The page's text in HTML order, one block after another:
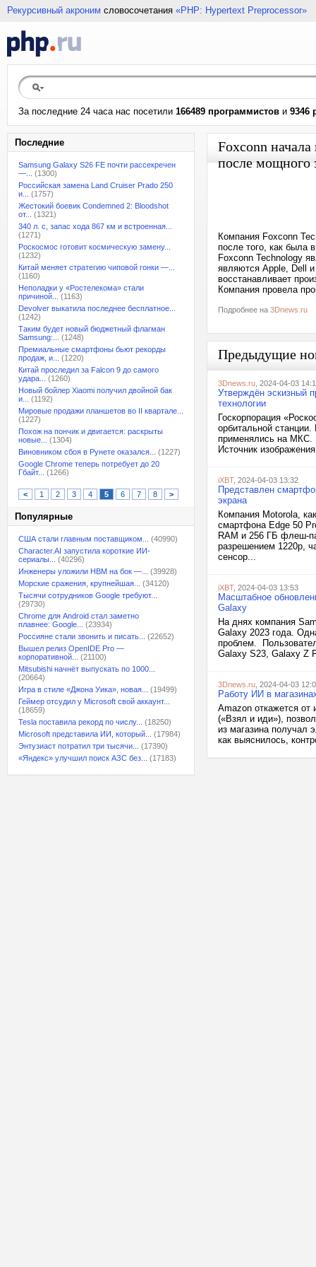
Рекурсивный акроним словосочетания «PHP: Hypertext Preprocessor»
За последние 24 часа нас посетили 166489 программистов и 9346
Последние
Samsung Galaxy S26 FE почти рассекречен
—...
(1300)
Российская замена Land Cruiser Prado 250
и...
(1757)
Жестокий боевик Condemned 2: Bloodshot
от...
(1321)
340 л. с, запас хода 867 км и встроенная...
(1271)
Роскосмос готовит космическую замену...
(1232)
Китай меняет стратегию чиповой гонки —...
(1160)
Неполадки у «Ростелекома» стали
причиной...
(1163)
Devolver выкатила последнее бесплатное...
(1242)
Таким будет новый бюджетный флагман
Samsung:...
(1248)
Премиальные смартфоны бьют рекорды
продаж, и...
(1220)
Китай проследил за Falcon 9 до самого
удара...
(1260)
Новый бойлер Xiaomi получил двойной бак
и...
(1192)
Мировые продажи планшетов во II квартале...
(1227)
Похож на пончик и двигается: раскрыты
новые...
(1304)
Виновником сбоя в Рунете оказался...
(1227)
Google Chrome теперь потребует до 20
Гбайт...
(1266)
< 1 2 3 4 5 6 7 8 >
Популярные
США стали главным поставщиком...
(40990)
Character.AI запустила короткие ИИ-
сериалы...
(40296)
Инженеры уложили HBM на бок —...
(39928)
Морские сражения, крупнейшая...
(34120)
Тысячи сотрудников Google требуют...
(29730)
Chrome для Android стал заметно
плавнее: Google...
(23934)
Россияне стали звонить и писать...
(22652)
Вышел релиз OpenIDE Pro —
корпоративной...
(21100)
Mitsubishi начнёт выпускать по 1000...
(20664)
Игра в стиле «Джона Уика», новая...
(19499)
Геймер отсудил у Microsoft свой аккаунт...
(18659)
Tesla поставила рекорд по числу...
(18250)
Microsoft представила ИИ, который...
(17984)
Энтузиаст потратил три тысячи...
(17390)
«Яндекс» улучшил поиск АЗС без...
(17183)
Foxconn начала
после мощного
Компания Foxconn
после того, как была
Foxconn Technology
являются Apple, Dell
восстанавливает
Компания провела
Подробнее на 3Dnews.ru
Предыдущие
3Dnews.ru , 2024-04-03
Утверждён эскизный
технологии
Госкорпорация
орбитальной
применялись на МКС.
Источник
iXBT, 2024-04-03 13:32
Представлен
экрана
Компания Motorola,
смартфона Edge 50
RAM и 256 ГБ флеш-
разрешением 1220p,
сенсор...
iXBT, 2024-04-03 13:53
Масштабное
Galaxy
На днях компания
Galaxy 2023 года.
проблем.
Galaxy S23, Galaxy Z
3Dnews.ru , 2024-04-03
Работу ИИ в
Amazon откажется от
(«Взял и иди»),
из магазина получал
как выяснилось,